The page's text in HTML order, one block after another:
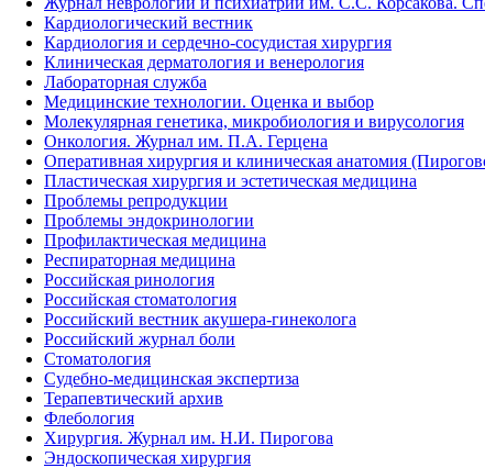
Кардиологический вестник
Кардиология и сердечно-сосудистая хирургия
Клиническая дерматология и венерология
Лабораторная служба
Медицинские технологии. Оценка и выбор
Молекулярная генетика, микробиология и вирусология
Онкология. Журнал им. П.А. Герцена
Оперативная хирургия и клиническая анатомия
Пластическая хирургия и эстетическая медицина
Проблемы репродукции
Проблемы эндокринологии
Профилактическая медицина
Респираторная медицина
Российская ринология
Российская стоматология
Российский вестник акушера-гинеколога
Российский журнал боли
Стоматология
Судебно-медицинская экспертиза
Терапевтический архив
Флебология
Хирургия. Журнал им. Н.И. Пирогова
Эндоскопическая хирургия